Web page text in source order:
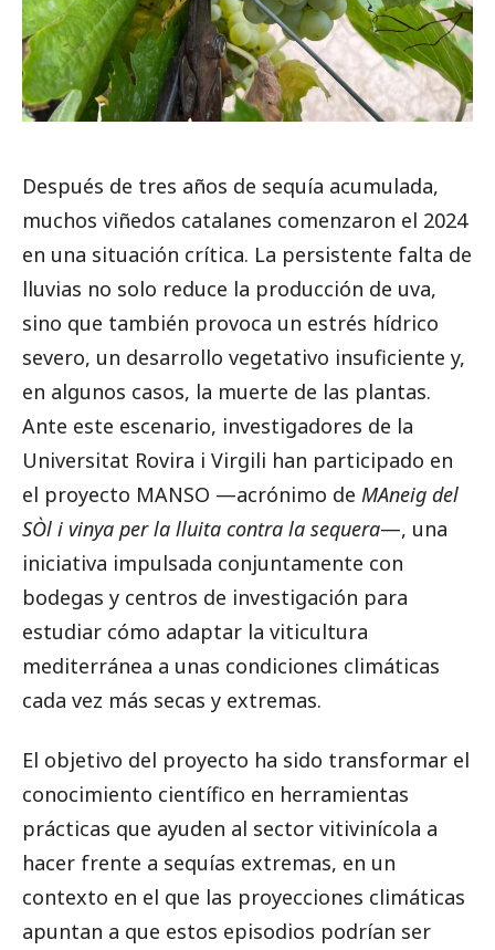
Después de tres años de sequía acumulada,
muchos viñedos catalanes comenzaron el 2024
en una situación crítica. La persistente falta de
lluvias no solo reduce la producción de uva,
sino que también provoca un estrés hídrico
severo, un desarrollo vegetativo insuficiente y,
en algunos casos, la muerte de las plantas.
Ante este escenario, investigadores de la
Universitat Rovira i Virgili han participado en
el proyecto MANSO —acrónimo de MAneig del
SÒl i vinya per la lluita contra la sequera—, una
iniciativa impulsada conjuntamente con
bodegas y centros de investigación para
estudiar cómo adaptar la viticultura
mediterránea a unas condiciones climáticas
cada vez más secas y extremas.
El objetivo del proyecto ha sido transformar el
conocimiento científico en herramientas
prácticas que ayuden al sector vitivinícola a
hacer frente a sequías extremas, en un
contexto en el que las proyecciones climáticas
apuntan a que estos episodios podrían ser